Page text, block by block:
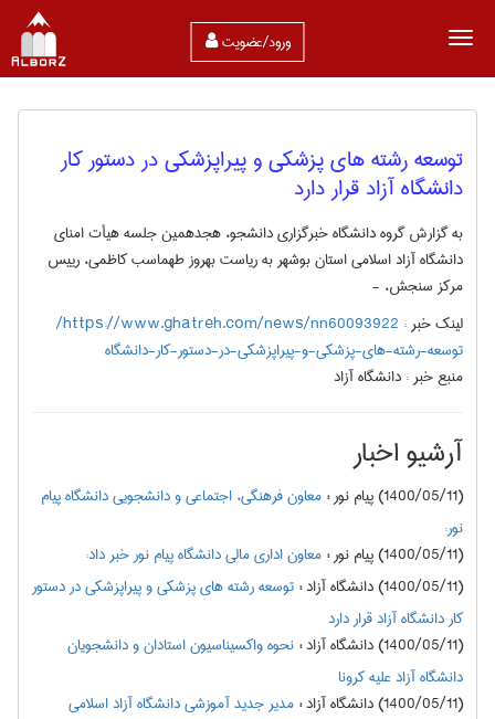
ورود/عضویت
توسعه رشته های پزشکی و پیراپزشکی در دستور کار
دانشگاه آزاد قرار دارد
به گزارش گروه دانشگاه خبرگزاری دانشجو، هجدهمین جلسه هیأت امنای
دانشگاه آزاد اسلامی استان بوشهر به ریاست بهروز طهماسب کاظمی، رییس
مرکز سنجش، -
لینک خبر :
https://www.ghatreh.com/news/nn60093922/
توسعه-رشته‎-های-پزشکی-و-پیراپزشکی-در-دستور-کار-دانشگاه
منبع خبر :دانشگاه آزاد
آرشیو اخبار
(1400/05/11) پیام نور :معاون فرهنگی، اجتماعی و دانشجویی دانشگاه پیام
نور:
(1400/05/11) پیام نور
:معاون اداری مالی دانشگاه پیام نور خبر داد:
(1400/05/11) دانشگاه آزاد
:توسعه رشته های پزشکی و پیراپزشکی در دستور
کار دانشگاه آزاد قرار دارد
(1400/05/11) دانشگاه آزاد
:نحوه واکسیناسیون استادان و دانشجویان
دانشگاه آزاد علیه کرونا
(1400/05/11) دانشگاه آزاد
:مدیر جدید آموزشی دانشگاه آزاد اسلامی